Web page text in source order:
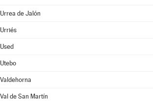
Urrea de Jalón
Urriés
Used
Utebo
Valdehorna
Val de San Martín